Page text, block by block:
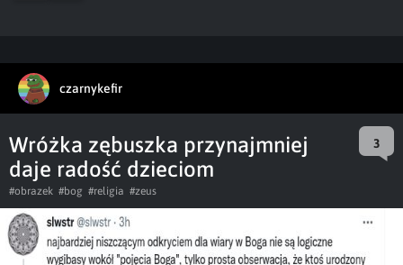
czarnykefir
Wróżka zębuszka przynajmniej
daje radość dzieciom
3
#obrazek #bog #religia #zeus